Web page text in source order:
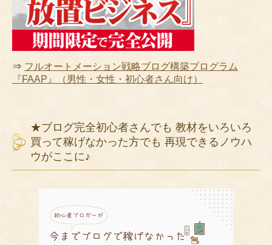
⇒ フルオートメーション戦略ブログ構築プログラム
『FAAP』（男性・女性・初心者さん向け）
★ブログ完全初心者さんでも 教材をいろいろ
買って稼げなかった方でも 再現できるノウハ
ウがここに♪